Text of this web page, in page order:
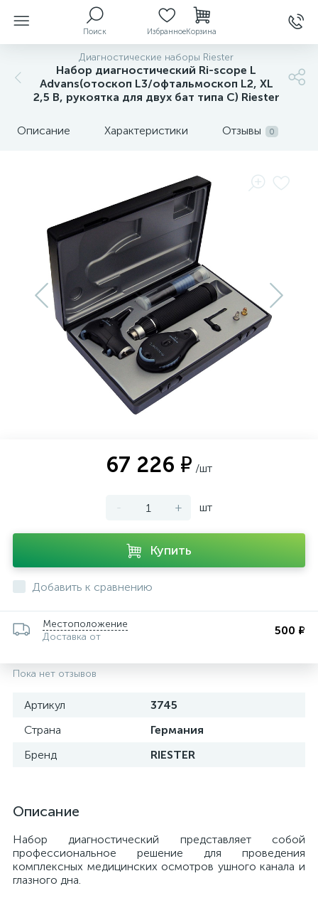
Поиск ИзбранноеКорзина
Диагностические наборы Riester
Набор диагностический Ri-scope L
Advans(отоскоп L3/офтальмоскоп L2, XL
2,5 В, рукоятка для двух бат типа С) Riester
Описание Характеристики Отзывы 0
67 226 ₽ /шт
- + шт
Купить
Добавить к сравнению
Местоположение
Доставка от
500 ₽
Пока нет отзывов
Артикул
3745
Страна
Германия
Бренд
RIESTER
Описание
Набор диагностический представляет собой
профессиональное решение для проведения
комплексных медицинских осмотров ушного канала и
глазного дна.